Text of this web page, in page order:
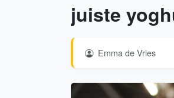
juiste
Emma de Vries